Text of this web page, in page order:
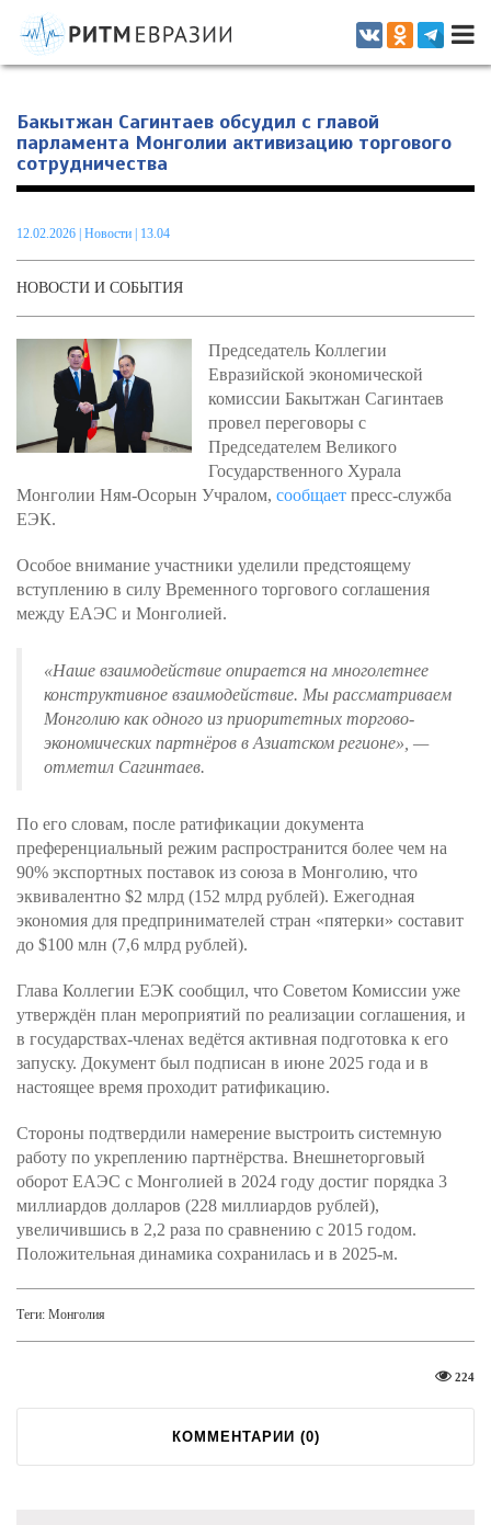
Информационно-аналитическое издание, посвященное актуальным
проблемам интеграции на постсоветском пространстве
Бакытжан Сагинтаев обсудил с главой
парламента Монголии активизацию торгового
сотрудничества
12.02.2026 Новости | 13.04
НОВОСТИ И СОБЫТИЯ
Председатель Коллегии
Евразийской экономической
комиссии Бакытжан Сагинтаев
провел переговоры с
Председателем Великого
Государственного Хурала
Монголии Ням-Осорын Учралом, сообщает пресс-служба
ЕЭК.
Особое внимание участники уделили предстоящему
вступлению в силу Временного торгового соглашения
между ЕАЭС и Монголией.
«Наше взаимодействие опирается на многолетнее
конструктивное взаимодействие. Мы рассматриваем
Монголию как одного из приоритетных торгово-
экономических партнёров в Азиатском регионе» , —
отметил Сагинтаев.
По его словам, после ратификации документа
преференциальный режим распространится более чем на
90% экспортных поставок из союза в Монголию, что
эквивалентно $2 млрд (152 млрд рублей). Ежегодная
экономия для предпринимателей стран «пятерки» составит
до $100 млн (7,6 млрд рублей).
Глава Коллегии ЕЭК сообщил, что Советом Комиссии уже
утверждён план мероприятий по реализации соглашения, и
в государствах-членах ведётся активная подготовка к его
запуску. Документ был подписан в июне 2025 года и в
настоящее время проходит ратификацию.
Стороны подтвердили намерение выстроить системную
работу по укреплению партнёрства. Внешнеторговый
оборот ЕАЭС с Монголией в 2024 году достиг порядка 3
миллиардов долларов (228 миллиардов рублей),
увеличившись в 2,2 раза по сравнению с 2015 годом.
Положительная динамика сохранилась и в 2025-м.
Теги: Монголия
224
КОММЕНТАРИИ (0)